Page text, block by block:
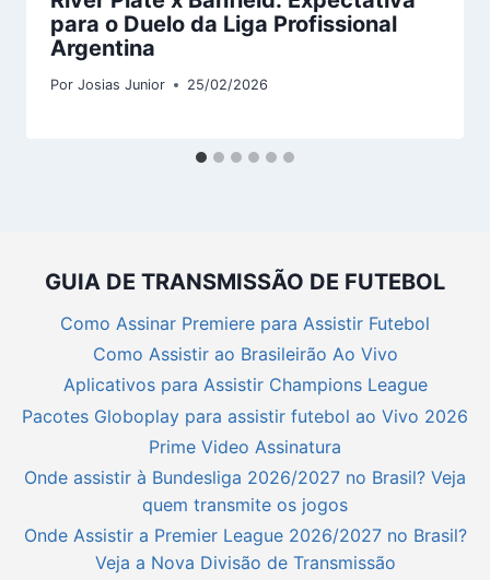
para o Duelo da Liga Profissional
Argentina
Por Josias Junior 25/02/2026
GUIA DE TRANSMISSÃO DE FUTEBOL
Como Assinar Premiere para Assistir Futebol
Como Assistir ao Brasileirão Ao Vivo
Aplicativos para Assistir Champions League
Pacotes Globoplay para assistir futebol ao Vivo 2026
Prime Video Assinatura
Onde assistir à Bundesliga 2026/2027 no Brasil? Veja
quem transmite os jogos
Onde Assistir a Premier League 2026/2027 no Brasil?
Veja a Nova Divisão de Transmissão